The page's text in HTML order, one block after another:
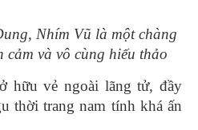
Nhím Vũ là một chàng
và vô cùng hiếu thảo
hữu vẻ ngoài lãng tử, đầy
thời trang nam tính khá ấn